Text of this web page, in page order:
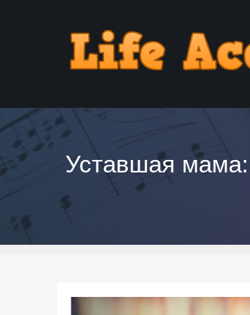
Уставшая мама: